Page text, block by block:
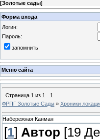
[Золотые сады]
Форма входа
Логин:
Пароль:
запомнить
Меню сайта
Страница 1 из 1
1
ФРПГ Золотые Сады » Хроники
Набережная Канман
[1] Автор [19